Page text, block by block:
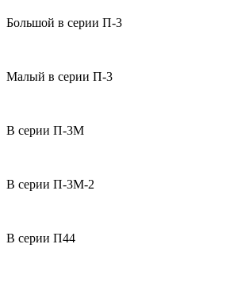
Большой в серии П-3
Малый в серии П-3
В серии П-3M
В серии П-3М-2
В серии П44